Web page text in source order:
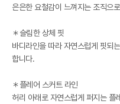
은은한 요철감이 느껴지는 조직으
＊슬림한 상체 핏
바디라인을 따라 자연스럽게 핏되
합니다.
＊플레어 스커트 라인
허리 아래로 자연스럽게 퍼지는 플